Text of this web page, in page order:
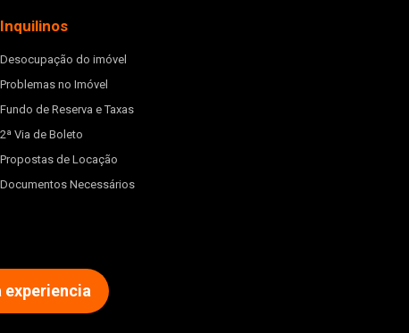
Inquilinos
Desocupação do imóvel
Problemas no Imóvel
Fundo de Reserva e Taxas
2ª Via de Boleto
Propostas de Locação
Documentos Necessários
experiencia